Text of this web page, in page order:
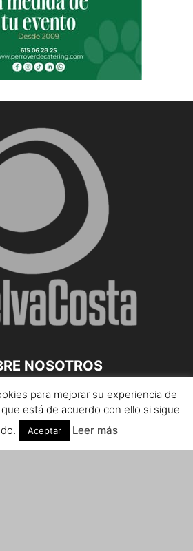
NOSOTROS
contacto: 959 807 059
¡Anúnciate!
para mejorar su experiencia de
está de acuerdo con ello si sigue
Aceptar Leer más